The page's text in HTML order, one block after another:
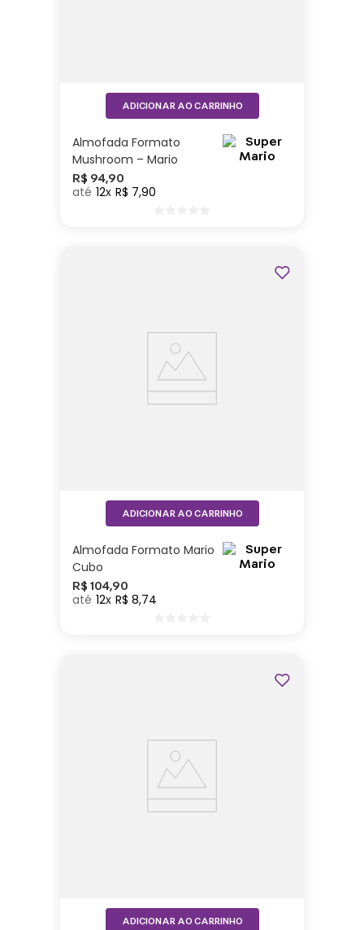
Almofada Formato
Mushroom – Mario
R$ 94,90
12 R$ 7,90
ADICIONAR AO CARRINHO
Almofada Formato Mario
Cubo
R$ 104,90
12 R$ 8,74
ADICIONAR AO CARRINHO
ADICIONAR AO CARRINHO